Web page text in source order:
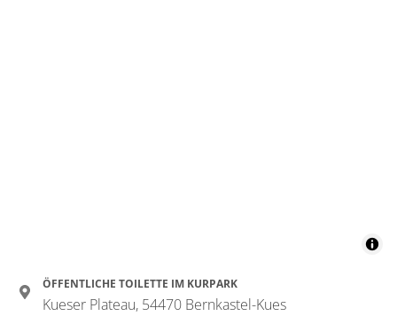
ÖFFENTLICHE TOILETTE IM KURPARK
Kueser Plateau, 54470 Bernkastel-Kues